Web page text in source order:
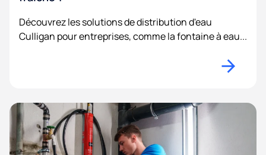
Découvrez les solutions de distribution d'eau
Culligan pour entreprises, comme la fontaine à eau...